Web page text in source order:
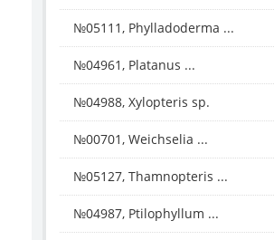
№05111, Phylladoderma ...
№04961, Platanus ...
№04988, Xylopteris sp.
№00701, Weichselia ...
№05127, Thamnopteris ...
№04987, Ptilophyllum ...